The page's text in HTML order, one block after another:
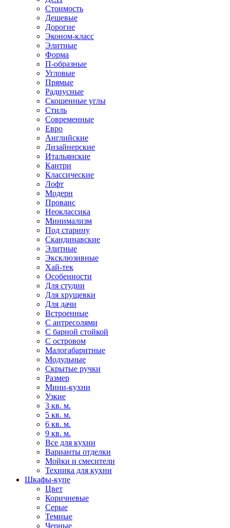
Стоимость
Дешевые
Дорогие
Эконом-класс
Элитные
Форма
П-образные
Угловые
Прямые
Радиусные
Скошенные углы
Стиль
Современные
Евро
Английские
Дизайнерские
Итальянские
Кантри
Классические
Лофт
Модерн
Прованс
Неоклассика
Минимализм
Под старину
Скандинавские
Элитные
Эксклюзивные
Хай-тек
Особенности
Для студии
Для хрущевки
Для дачи
Встроенные
С антресолями
С барной стойкой
С островом
Малогабаритные
Модульные
Скрытые ручки
Размер
Мини-кухни
Узкие
3 кв. м.
5 кв. м.
6 кв. м.
9 кв. м.
Все для кухни
Варианты отделки
Мойки и смесители
Техника для кухни
Шкафы-купе
Цвет
Коричневые
Серые
Темные
Черные